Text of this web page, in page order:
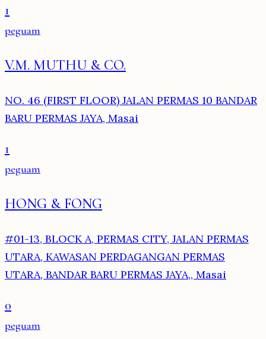
1
peguam
V.M. MUTHU & CO.
NO. 46 (FIRST FLOOR) JALAN PERMAS 10 BANDAR
BARU PERMAS JAYA, Masai
1
peguam
HONG & FONG
#01-13, BLOCK A, PERMAS CITY, JALAN PERMAS
UTARA, KAWASAN PERDAGANGAN PERMAS
UTARA, BANDAR BARU PERMAS JAYA,, Masai
0
peguam